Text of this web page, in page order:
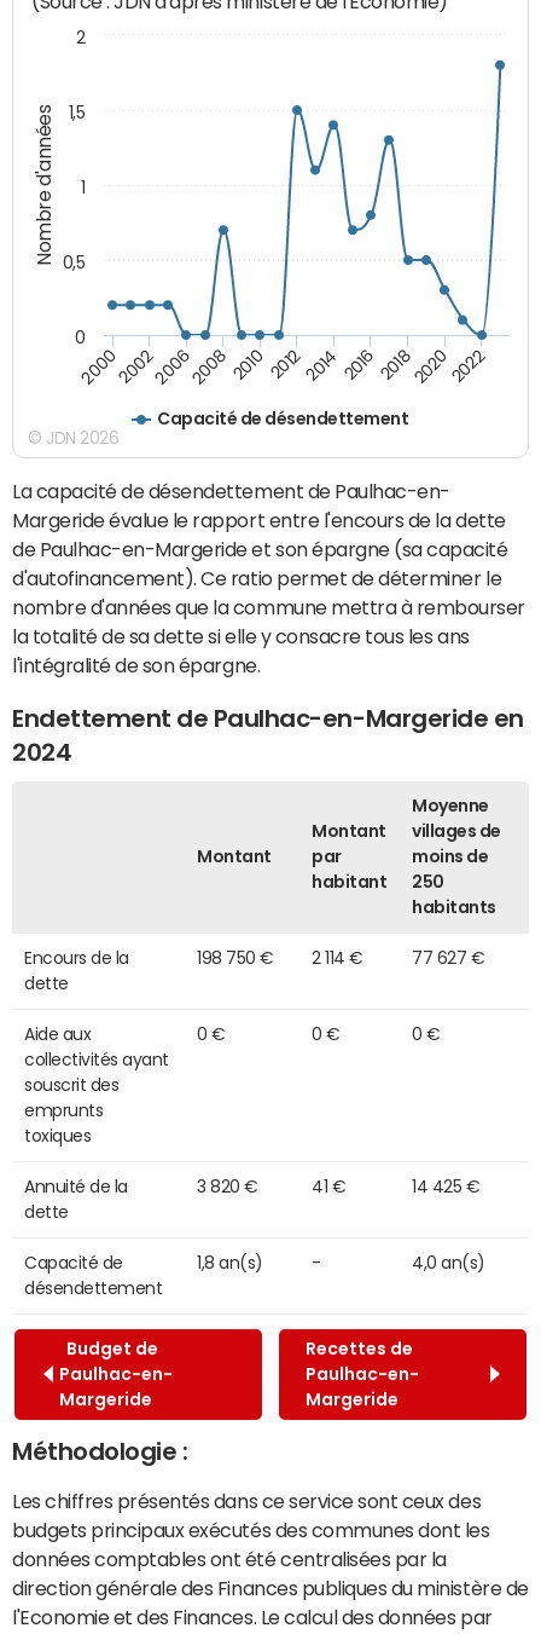
Nombre d'années
Capacité de désendettement
20002002200620082010 20122014 2016201820202022
0
0,5
1
1,5
2
© JDN 2026
La capacité de désendettement de Paulhac-en-
Margeride évalue le rapport entre l'encours de la dette
de Paulhac-en-Margeride et son épargne (sa capacité
d'autofinancement). Ce ratio permet de déterminer le
nombre d'années que la commune mettra à rembourser
la totalité de sa dette si elle y consacre tous les ans
l'intégralité de son épargne.
Endettement de Paulhac-en-Margeride en
2024
Montant
Montant
par
habitant
Moyenne
villages de
moins de
250
habitants
Encours de la
dette
198 750 € 2 114 € 77 627 €
Aide aux
collectivités ayant
souscrit des
emprunts
toxiques
0 € 0 € 0 €
Annuité de la
dette
3 820 € 41 € 14 425 €
Capacité de
désendettement
1,8 an(s) - 4,0 an(s)
Budget de
Paulhac-en-
Margeride
Recettes de
Paulhac-en-
Margeride
Méthodologie :
Les chiffres présentés dans ce service sont ceux des
budgets principaux exécutés des communes dont les
données comptables ont été centralisées par la
direction générale des Finances publiques du ministère de
l'Economie et des Finances. Le calcul des données par